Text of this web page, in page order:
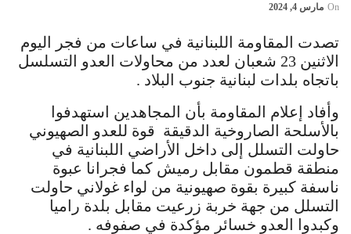
On مارس 4, 2024
تصدت المقاومة اللبنانية في ساعات من فجر اليوم
الاثنين 23 شعبان لعدد من محاولات العدو التسلسل
باتجاه بلدات لبنانية جنوب البلاد .
وأفاد إعلام المقاومة بأن المجاهدين استهدفوا
بالأسلحة الصاروخية الدقيقة قوة للعدو الصهيوني
حاولت التسلل إلى داخل الأراضي اللبنانية في
منطقة قطمون مقابل رميش كما فجرانا عبوة
ناسفة كبيرة بقوة صهيونية من لواء غولاني حاولت
التسلل من جهة خربة زرعيت مقابل بلدة راميا
وكبدوا العدو خسائر مؤكدة في صفوفه .